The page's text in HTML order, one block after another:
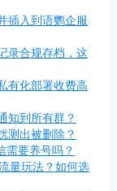
插入到语鹦企服
录合规存档，这
有化部署收费高
知到所有群？
测出被删除？
需要养号吗？
量玩法？如何选